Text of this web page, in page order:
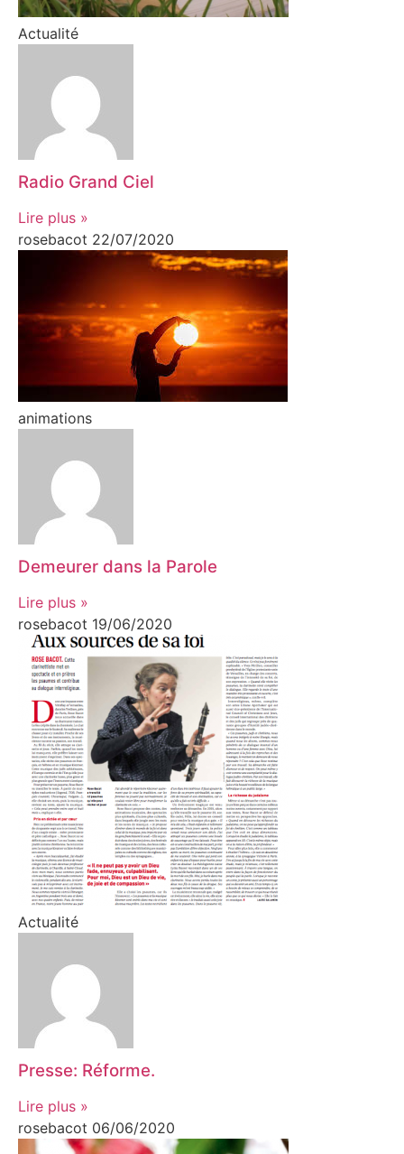
Actualité
Radio Grand Ciel
Lire plus »
rosebacot 22/07/2020
animations
Demeurer dans la Parole
Lire plus »
rosebacot 19/06/2020
Actualité
Presse: Réforme.
Lire plus »
rosebacot 06/06/2020